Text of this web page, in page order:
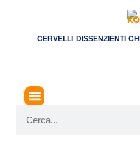
CERVELLI DISSENZIENTI